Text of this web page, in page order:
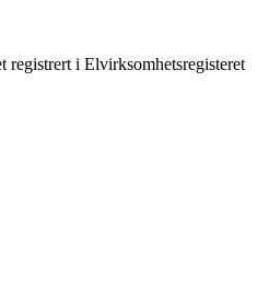
registrert i Elvirksomhetsregisteret